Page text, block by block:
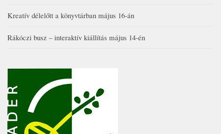
Kreatív délelőtt a könyvtárban május 16-án
Rákóczi busz – interaktív kiállítás május 14-én